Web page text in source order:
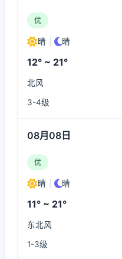
优
晴 晴
12° ~ 21°
北风
3-4级
08月08日
优
晴 晴
11° ~ 21°
东北风
1-3级